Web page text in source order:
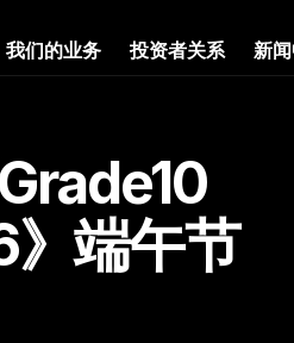
端午节
我们的业务 投资者关系 新